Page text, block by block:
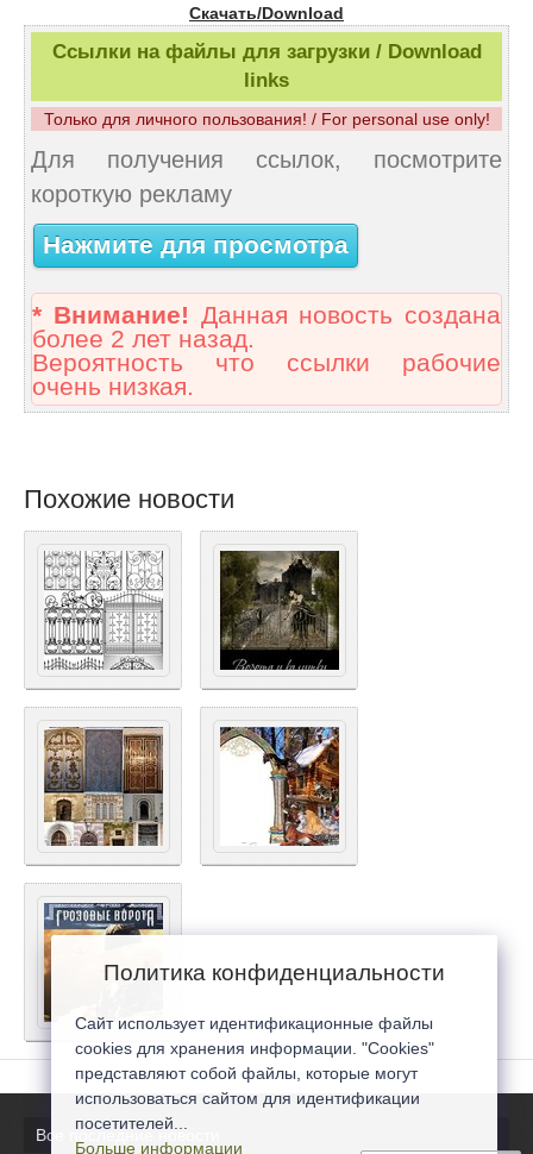
Скачать/Download
Ссылки на файлы для загрузки / Download
links
Только для личного пользования! / For personal use only!
Для получения ссылок, посмотрите
короткую рекламу
Нажмите для просмотра
* Внимание! Данная новость создана
более 2 лет назад.
Вероятность что ссылки рабочие
очень низкая.
Похожие новости
Все последние новости
Политика конфиденциальности
Сайт использует идентификационные файлы
cookies для хранения информации. "Cookies"
представляют собой файлы, которые могут
использоваться сайтом для идентификации
посетителей...
Больше информации